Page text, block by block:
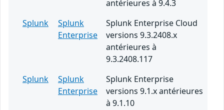
antérieures à 9.4.3
Splunk
Splunk
Enterprise
Splunk Enterprise Cloud
versions 9.3.2408.x
antérieures à
9.3.2408.117
Splunk
Splunk
Enterprise
Splunk Enterprise
versions 9.1.x antérieures
à 9.1.10